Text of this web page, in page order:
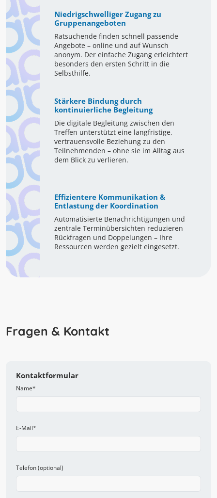
Niedrigschwelliger Zugang zu
Gruppenangeboten
Ratsuchende finden schnell passende
Angebote – online und auf Wunsch
anonym. Der einfache Zugang erleichtert
besonders den ersten Schritt in die
Selbsthilfe.
Stärkere Bindung durch
kontinuierliche Begleitung
Die digitale Begleitung zwischen den
Treffen unterstützt eine langfristige,
vertrauensvolle Beziehung zu den
Teilnehmenden – ohne sie im Alltag aus
dem Blick zu verlieren.
Effizientere Kommunikation &
Entlastung der Koordination
Automatisierte Benachrichtigungen und
zentrale Terminübersichten reduzieren
Rückfragen und Doppelungen – Ihre
Ressourcen werden gezielt eingesetzt.
Fragen & Kontakt
Kontaktformular
Name*
E-Mail*
Telefon (optional)